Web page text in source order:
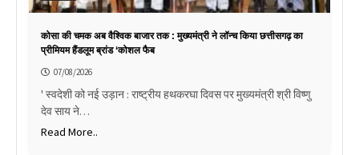
कोसा की चमक अब वैश्विक बाजार तक : मुख्यमंत्री ने लॉन्च किया छत्तीसगढ़ का
प्रीमियम हैंडलूम ब्रांड ‘कोशल फैब
07/08/2026
' स्वदेशी को नई उड़ान : राष्ट्रीय हथकरघा दिवस पर मुख्यमंत्री श्री विष्णु
देव साय ने…
Read More..